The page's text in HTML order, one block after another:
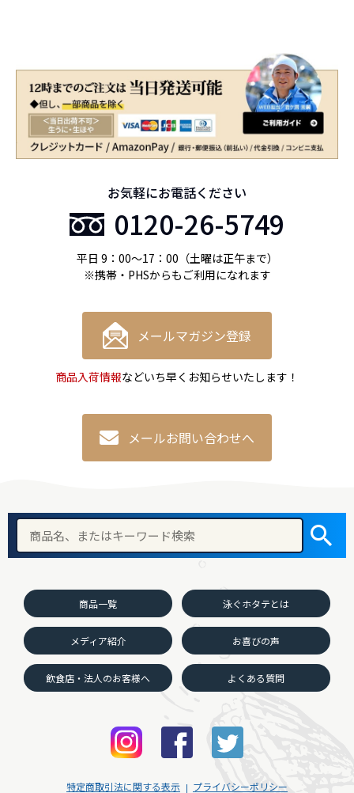
お気軽にお電話ください
0120-26-5749
平日 9：00〜17：00（土曜は正午まで）
※携帯・PHSからもご利用になれます
メールマガジン登録
商品入荷情報などいち早くお知らせいたします！
メールお問い合わせへ
商品一覧 泳ぐホタテとは
メディア紹介 お喜びの声
飲食店・法人のお客様へ よくある質問
特定商取引法に関する表示 プライバシーポリシー